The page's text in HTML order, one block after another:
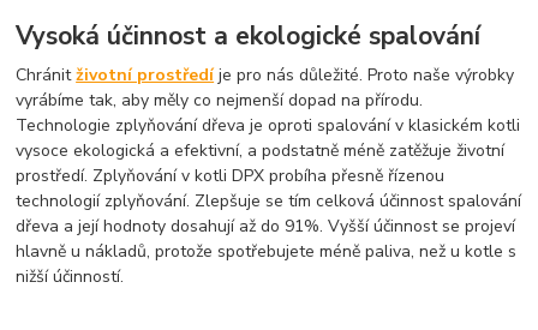
Vysoká účinnost a ekologické spalování
Chránitživotní prostředíje pro nás důležité. Proto naše výrobky
vyrábíme tak, aby měly co nejmenší dopad na přírodu.
Technologie zplyňování dřeva je oproti spalování v klasickém kotli
vysoce ekologická a efektivní, a podstatně méně zatěžuje životní
prostředí. Zplyňování v kotli DPX probíha přesně řízenou
technologií zplyňování. Zlepšuje se tím celková účinnost spalování
dřeva a její hodnoty dosahují až do 91%. Vyšší účinnost se projeví
hlavně u nákladů, protože spotřebujete méně paliva, než u kotle s
nižší účinností.